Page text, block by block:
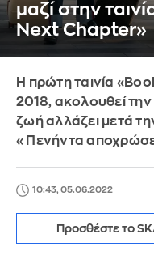
μαζί στην
Next Chapter»
Η πρώτη ταινία
2018, ακολουθεί
ζωή αλλάζει μετά
«Πενήντα
10:43, 05.06.2022
Προσθέστε το